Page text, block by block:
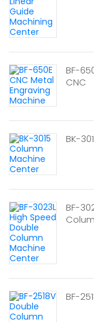
BF-
CNC
BK-
BF-
BF-